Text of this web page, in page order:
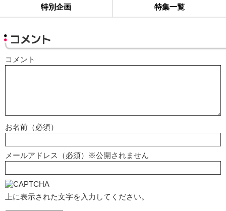
特別企画 特集一覧
コメント
コメント
お名前（必須）
メールアドレス（必須）※公開されません
上に表示された文字を入力してください。